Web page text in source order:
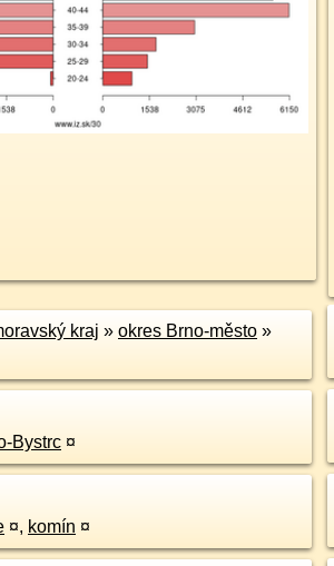
kraj » okres Brno-město »
Bystrc ¤
¤, komín ¤